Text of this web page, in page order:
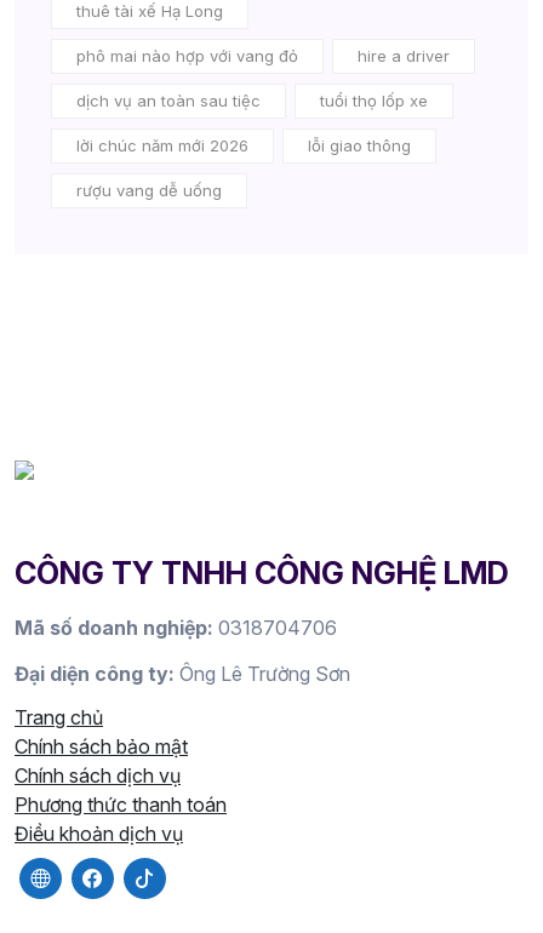
thuê tài xế Hạ Long
phô mai nào hợp với vang đỏ hire a driver
dịch vụ an toàn sau tiệc tuổi thọ lốp xe
lời chúc năm mới 2026 lỗi giao thông
rượu vang dễ uống
CÔNG TY TNHH CÔNG NGHỆ LMD
Mã số doanh nghiệp: 0318704706
Đại diện công ty: Ông Lê Trường Sơn
Trang chủ
Chính sách bảo mật
Chính sách dịch vụ
Phương thức thanh toán
Điều khoản dịch vụ